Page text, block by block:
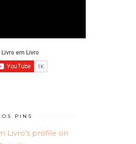
PINS
Livro's profile on